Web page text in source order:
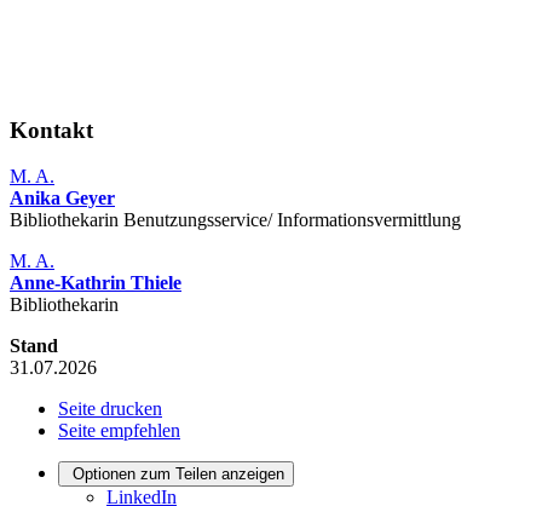
Kontakt
M. A.
Anika Geyer
Bibliothekarin Benutzungs­service/ Infor­mations­vermittlung
M. A.
Anne-Kathrin Thiele
Bibliothekarin
Stand
31.07.2026
Seite drucken
Seite empfehlen
Optionen zum Teilen anzeigen
LinkedIn